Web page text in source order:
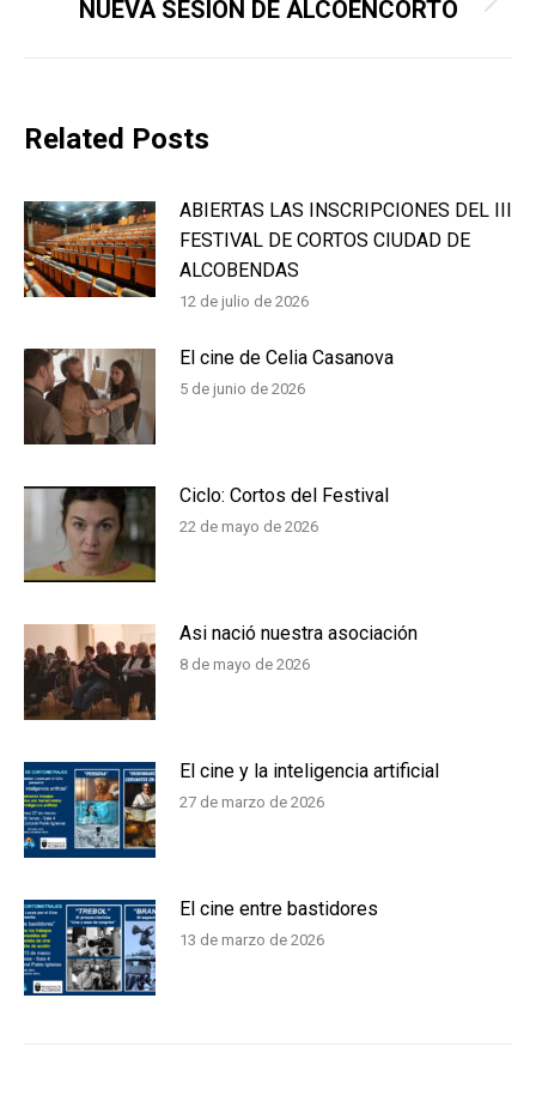
Next
NUEVA SESION DE ALCOENCORTO
Related Posts
ABIERTAS LAS INSCRIPCIONES DEL III
FESTIVAL DE CORTOS CIUDAD DE
ALCOBENDAS
12 de julio de 2026
El cine de Celia Casanova
5 de junio de 2026
Ciclo: Cortos del Festival
22 de mayo de 2026
Asi nació nuestra asociación
8 de mayo de 2026
El cine y la inteligencia artificial
27 de marzo de 2026
El cine entre bastidores
13 de marzo de 2026